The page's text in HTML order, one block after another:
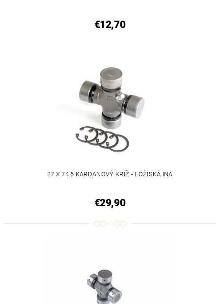
€12,70
27 X 74.6 KARDANOVÝ KRÍŽ - LOŽISKÁ INA
€29,90